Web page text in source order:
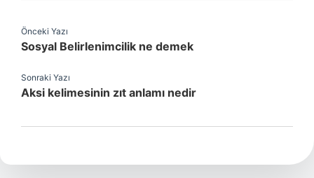
Önceki Yazı
Sosyal Belirlenimcilik ne demek
Sonraki Yazı
Aksi kelimesinin zıt anlamı nedir